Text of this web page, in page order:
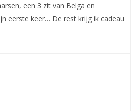
een 3 zit van Belga en
eerste keer… De rest krijg ik cadeau